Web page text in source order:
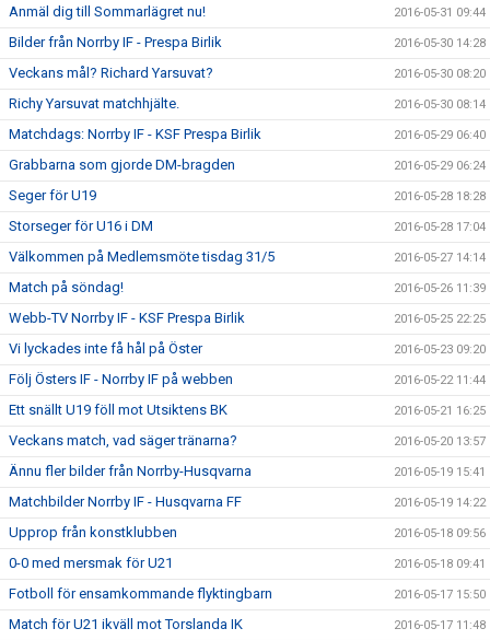
Anmäl dig till Sommarlägret nu! 2016-05-31 09:44
Bilder från Norrby IF - Prespa Birlik 2016-05-30 14:28
Veckans mål? Richard Yarsuvat? 2016-05-30 08:20
Richy Yarsuvat matchhjälte. 2016-05-30 08:14
Matchdags: Norrby IF - KSF Prespa Birlik 2016-05-29 06:40
Grabbarna som gjorde DM-bragden 2016-05-29 06:24
Seger för U19 2016-05-28 18:28
Storseger för U16 i DM 2016-05-28 17:04
Välkommen på Medlemsmöte tisdag 31/5 2016-05-27 14:14
Match på söndag! 2016-05-26 11:39
Webb-TV Norrby IF - KSF Prespa Birlik 2016-05-25 22:25
Vi lyckades inte få hål på Öster 2016-05-23 09:20
Följ Östers IF - Norrby IF på webben 2016-05-22 11:44
Ett snällt U19 föll mot Utsiktens BK 2016-05-21 16:25
Veckans match, vad säger tränarna? 2016-05-20 13:57
Ännu fler bilder från Norrby-Husqvarna 2016-05-19 15:41
Matchbilder Norrby IF - Husqvarna FF 2016-05-19 14:22
Upprop från konstklubben 2016-05-18 09:56
0-0 med mersmak för U21 2016-05-18 09:41
Fotboll för ensamkommande flyktingbarn 2016-05-17 15:50
Match för U21 ikväll mot Torslanda IK 2016-05-17 11:48